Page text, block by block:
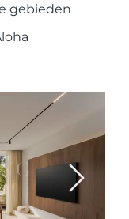
gebieden
Next